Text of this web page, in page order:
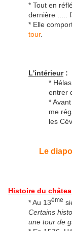
* Tout en
dernière .....
* Elle
tour.
L'intérieur:
*
entrer
*
me
les
Le
Histoire du
* Au 13ème
Certains
une tour de